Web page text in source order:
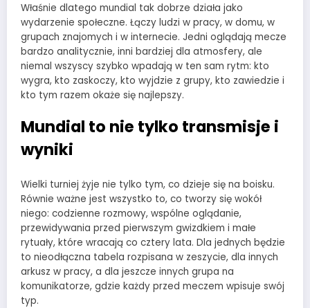
Właśnie dlatego mundial tak dobrze działa jako
wydarzenie społeczne. Łączy ludzi w pracy, w domu, w
grupach znajomych i w internecie. Jedni oglądają mecze
bardzo analitycznie, inni bardziej dla atmosfery, ale
niemal wszyscy szybko wpadają w ten sam rytm: kto
wygra, kto zaskoczy, kto wyjdzie z grupy, kto zawiedzie i
kto tym razem okaże się najlepszy.
Mundial to nie tylko transmisje i
wyniki
Wielki turniej żyje nie tylko tym, co dzieje się na boisku.
Równie ważne jest wszystko to, co tworzy się wokół
niego: codzienne rozmowy, wspólne oglądanie,
przewidywania przed pierwszym gwizdkiem i małe
rytuały, które wracają co cztery lata. Dla jednych będzie
to nieodłączna tabela rozpisana w zeszycie, dla innych
arkusz w pracy, a dla jeszcze innych grupa na
komunikatorze, gdzie każdy przed meczem wpisuje swój
typ.